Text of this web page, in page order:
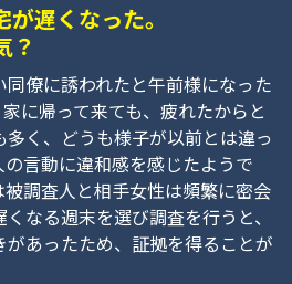
遅くなった。
？
同僚に誘われたと午前様になった
に帰って来ても、疲れたからと
く、どうも様子が以前とは違っ
言動に違和感を感じたようで
調査人と相手女性は頻繁に密会
なる週末を選び調査を行うと、
あったため、証拠を得ることが